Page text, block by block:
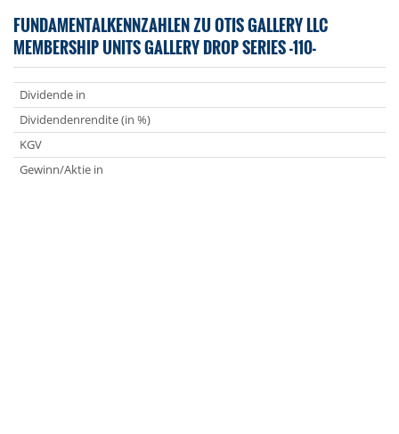
FUNDAMENTALKENNZAHLEN ZU OTIS GALLERY LLC
MEMBERSHIP UNITS GALLERY DROP SERIES -110-
Dividende in
Dividendenrendite (in %)
KGV
Gewinn/Aktie in